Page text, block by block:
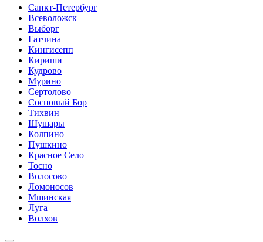
Санкт-Петербург
Всеволожск
Выборг
Гатчина
Кингисепп
Кириши
Кудрово
Мурино
Сертолово
Сосновый Бор
Тихвин
Шушары
Колпино
Пушкино
Красное Село
Тосно
Волосово
Ломоносов
Мшинская
Луга
Волхов